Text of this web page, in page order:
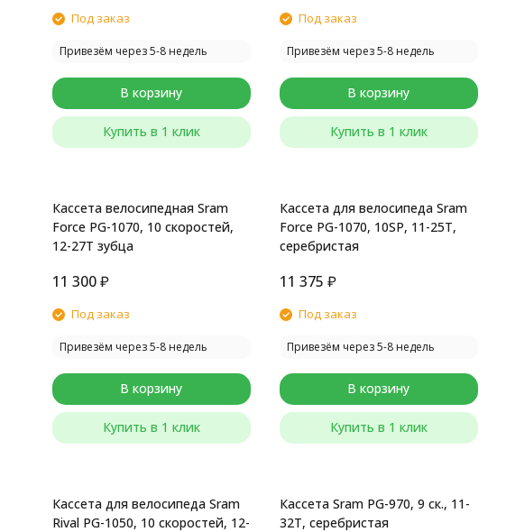
Под заказ
Привезём через 5-8 недель
В корзину
Купить в 1 клик
Под заказ
Привезём через 5-8 недель
В корзину
Купить в 1 клик
Кассета велосипедная Sram
Force PG-1070, 10 скоростей,
12-27T зубца
11 300 ₽
Под заказ
Привезём через 5-8 недель
В корзину
Купить в 1 клик
Кассета для велосипеда Sram
Force PG-1070, 10SP, 11-25T,
серебристая
11 375 ₽
Под заказ
Привезём через 5-8 недель
В корзину
Купить в 1 клик
Кассета для велосипеда Sram
Rival PG-1050, 10 скоростей, 12-
Кассета Sram PG-970, 9 ск., 11-
32T, серебристая